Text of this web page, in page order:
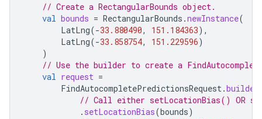
// Create a RectangularBounds object.
val bounds = RectangularBounds .newInstance(
LatLng(-33.880490, 151.184363),
LatLng(-33.858754, 151.229596)
)
// Use the builder to create a
val request =
FindAutocompletePredictionsRequest .builder
// Call either setLocationBias() OR
. setLocationBias(bounds)